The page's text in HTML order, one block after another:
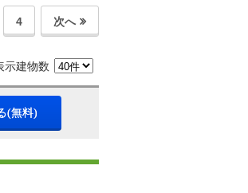
4 次へ
示建物数
(無料)